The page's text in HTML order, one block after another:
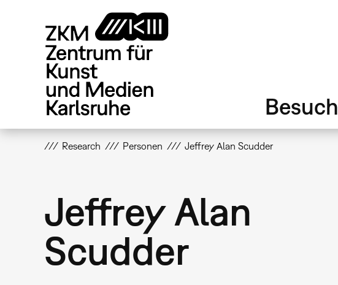
Besuch
Research Personen Jeffrey Alan Scudder
Jeffrey Alan
Scudder